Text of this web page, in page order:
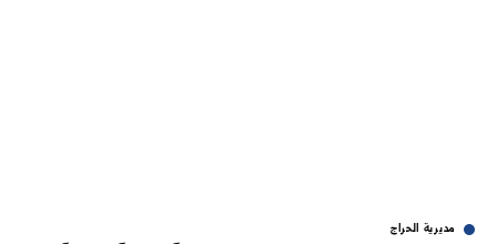
مديرية الحراج